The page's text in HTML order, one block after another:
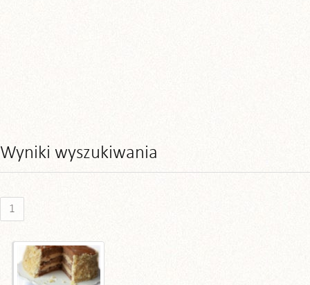
Wyniki wyszukiwania
1